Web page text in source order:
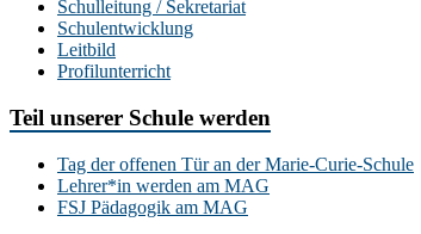
Schulleitung / Sekretariat
Schulentwicklung
Leitbild
Profilunterricht
Teil unserer Schule werden
Tag der offenen Tür an der Marie-Curie-Schule
Lehrer*in werden am MAG
FSJ Pädagogik am MAG